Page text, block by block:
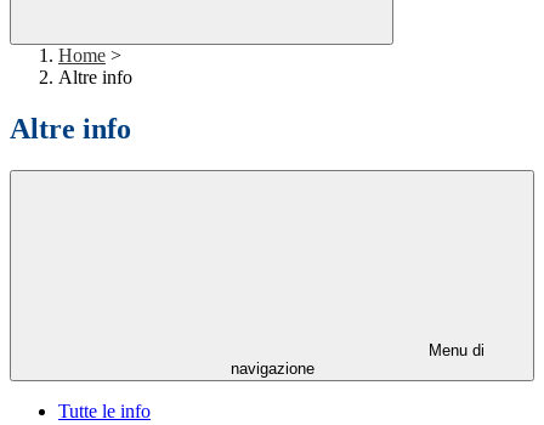
Home >
Altre info
Altre info
Menu di
navigazione
Tutte le info